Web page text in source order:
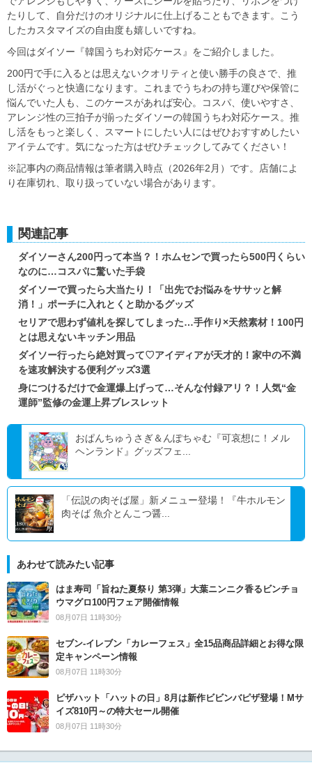
たりして、自分だけのオリジナルに仕上げることもできます。こう
したカスタマイズの自由度も嬉しいですね。
今回はダイソー『韓国うちわ対応ケース』をご紹介しました。
200円で手に入るとは思えないクオリティと使い勝手の良さで、推
し活がぐっと快適になります。これまでうちわの持ち運びや保管に
悩んでいた人も、このケースがあれば安心。コスパ、使いやすさ、
アレンジ性の三拍子が揃ったダイソーの韓国うちわ対応ケース。推
し活をもっと楽しく、スマートにしたい人にはぜひおすすめしたい
アイテムです。気になった方はぜひチェックしてみてください！
※記事内の商品情報は筆者購入時点（2026年2月）です。店舗によ
り在庫切れ、取り扱っていない場合があります。
関連記事
ダイソーさん200円って本当？！ホムセンで買ったら500円くらい
なのに…コスパに驚いた手袋
ダイソーで買ったら大当たり！「出先でお悩みをササッと解
消！」ポーチに入れとくと助かるグッズ
セリアで思わず値札を探してしまった…手作り×天然素材！100円
とは思えないキッチン用品
ダイソー行ったら絶対買って♡アイディアが天才的！家中の不満
を速攻解決する便利グッズ3選
身につけるだけで金運爆上げって…そんな付録アリ？！人気“金
運師”監修の金運上昇ブレスレット
おぱんちゅうさぎ＆んぽちゃむ『可哀想に！メル
ヘンランド』グッズフェ...
「伝説の肉そば屋」新メニュー登場！『牛ホルモン
肉そば 魚介とんこつ醤...
あわせて読みたい記事
はま寿司「旨ねた夏祭り 第3弾」大葉ニンニク香るビンチョ
ウマグロ100円フェア開催情報
08月07日 11時30分
セブン‐イレブン「カレーフェス」全15品商品詳細とお得な限
定キャンペーン情報
08月07日 11時30分
ピザハット「ハットの日」8月は新作ビビンバピザ登場！Mサ
イズ810円～の特大セール開催
08月07日 11時30分